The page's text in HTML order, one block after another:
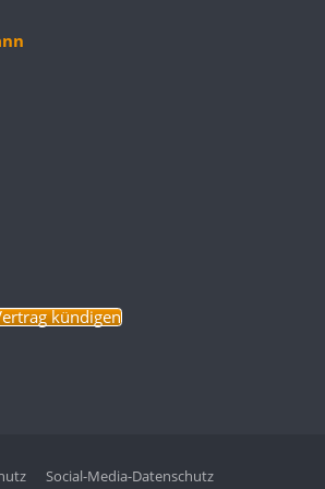
kündigen
Social-Media-Datenschutz